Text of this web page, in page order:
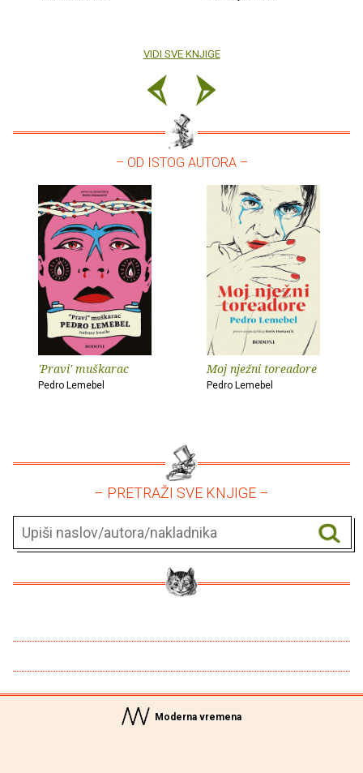
VIDI SVE KNJIGE
– OD ISTOG AUTORA –
'Pravi' muškarac
Pedro Lemebel
Moj nježni toreadore
Pedro Lemebel
– PRETRAŽI SVE KNJIGE –
Moderna vremena